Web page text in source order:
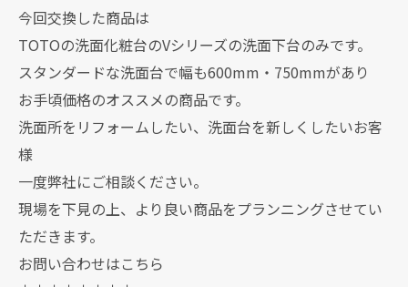
今回交換した商品は
TOTOの洗面化粧台のVシリーズの洗面下台のみです。
スタンダードな洗面台で幅も600mm・750mmがあり
お手頃価格のオススメの商品です。
洗面所をリフォームしたい、洗面台を新しくしたいお客
様
一度弊社にご相談ください。
現場を下見の上、より良い商品をプランニングさせてい
ただきます。
お問い合わせはこちら